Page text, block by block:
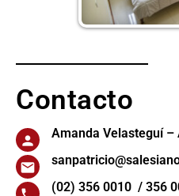
Contacto
Amanda Velasteguí
(02) 356 0010 / 356